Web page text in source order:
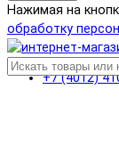
+7 (4012)
Нажимая на
обработку